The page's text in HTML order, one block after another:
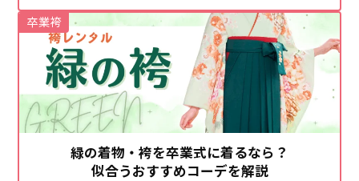
緑の着物・袴を卒業式に着るなら？
似合うおすすめコーデを解説
卒業袴